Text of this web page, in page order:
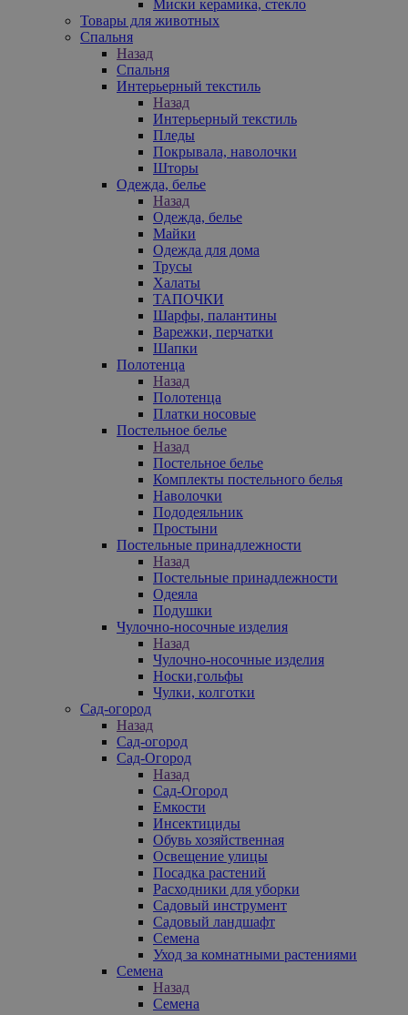
Миски керамика, стекло
Товары для животных
Спальня
Назад
Спальня
Интерьерный текстиль
Назад
Интерьерный текстиль
Пледы
Покрывала, наволочки
Шторы
Одежда, белье
Назад
Одежда, белье
Майки
Одежда для дома
Трусы
Халаты
ТАПОЧКИ
Шарфы, палантины
Варежки, перчатки
Шапки
Полотенца
Назад
Полотенца
Платки носовые
Постельное белье
Назад
Постельное белье
Комплекты постельного белья
Наволочки
Пододеяльник
Простыни
Постельные принадлежности
Назад
Постельные принадлежности
Одеяла
Подушки
Чулочно-носочные изделия
Назад
Чулочно-носочные изделия
Носки,гольфы
Чулки, колготки
Сад-огород
Назад
Сад-огород
Сад-Огород
Назад
Сад-Огород
Емкости
Инсектициды
Обувь хозяйственная
Освещение улицы
Посадка растений
Расходники для уборки
Садовый инструмент
Садовый ландшафт
Семена
Уход за комнатными растениями
Семена
Назад
Семена